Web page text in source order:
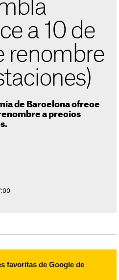
a 10 de
renombre
de Barcelona ofrece
a precios
favoritas de Google de